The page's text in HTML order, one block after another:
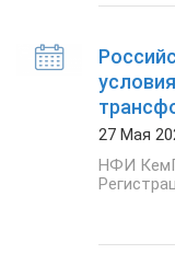
27 Мая
НФИ